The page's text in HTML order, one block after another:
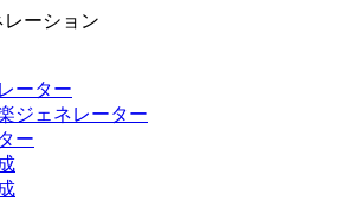
レーション
ーター
ジェネレーター
ー